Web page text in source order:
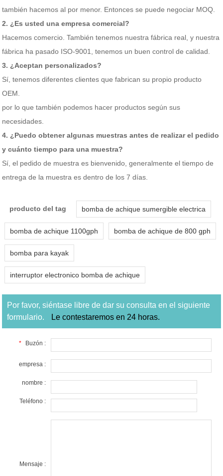
también hacemos al por menor. Entonces se puede negociar MOQ.
2. ¿Es usted una empresa comercial?
Hacemos comercio. También tenemos nuestra fábrica real, y nuestra
fábrica ha pasado ISO-9001, tenemos un buen control de calidad.
3. ¿Aceptan personalizados?
Sí, tenemos diferentes clientes que fabrican su propio producto
OEM.
por lo que también podemos hacer productos según sus
necesidades.
4. ¿Puedo obtener algunas muestras antes de realizar el pedido
y cuánto tiempo para una muestra?
Sí, el pedido de muestra es bienvenido, generalmente el tiempo de
entrega de la muestra es dentro de los 7 días.
producto del tag bomba de achique sumergible electrica
bomba de achique 1100gph bomba de achique de 800 gph
bomba para kayak
interruptor electronico bomba de achique
Por favor, siéntase libre de dar su consulta en el siguiente
formulario.
Le contestaremos en 24 horas.
* Buzón :
empresa :
nombre :
Teléfono :
Mensaje :